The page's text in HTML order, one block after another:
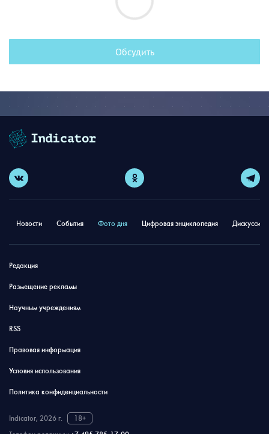
Обсудить
Новости События Фото дня Цифровая энциклопедия
Редакция
Размещение рекламы
Научным учреждениям
RSS
Правовая информация
Условия использования
Политика конфиденциальности
Indicator, 2026 г.
18+